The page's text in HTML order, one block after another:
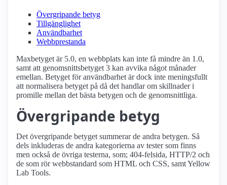
Övergripande betyg
Tillgänglighet
Användbarhet
Webbprestanda
Maxbetyget är 5.0, en webbplats kan inte få mindre än 1.0,
samt att genomsnittsbetyget 3 kan avvika något månader
emellan. Betyget för användbarhet är dock inte meningsfullt
att normalisera betyget på då det handlar om skillnader i
promille mellan det bästa betygen och de genomsnittliga.
Övergripande betyg
Det övergripande betyget summerar de andra betygen. Så
dels inkluderas de andra kategorierna av tester som finns
men också de övriga testerna, som; 404-felsida, HTTP/2 och
de som rör webbstandard som HTML och CSS, samt Yellow
Lab Tools.